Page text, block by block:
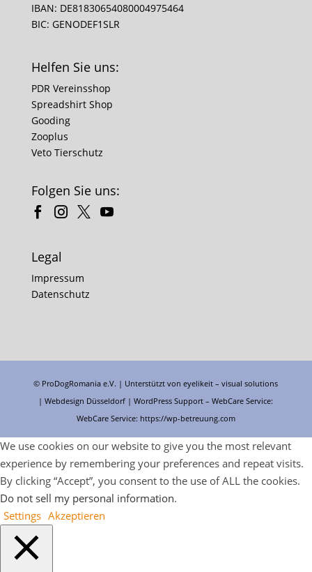
IBAN: DE81830654080004975464
BIC: GENODEF1SLR
Helfen Sie uns:
PDR Vereinsshop
Spreadshirt Shop
Gooding
Zooplus
Veto Tierschutz
Folgen Sie uns:
Legal
Impressum
Datenschutz
© ProDogRomania e.V. | Unterstützt voneyelikeit – visual solutions
| Webdesign Düsseldorf |WordPress Support – WebCare Service:
WebCare Service: https://wp-betreuung.com
We use cookies on our website to give you the most relevant
experience by remembering your preferences and repeat visits.
By clicking “Accept”, you consent to the use of ALL the cookies.
Do not sell my personal information.
Settings Akzeptieren